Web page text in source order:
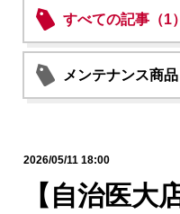
すべての記事（1）
メンテナンス商品
2026/05/11 18:00
【自治医大